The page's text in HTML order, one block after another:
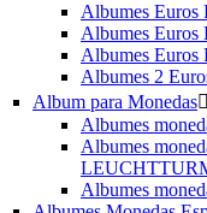
Albumes Euros
Albumes
Albumes Euros
Albumes 2
Album para Monedas
Albumes
Albumes
Albumes